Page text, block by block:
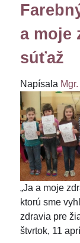
a moje
súťaž
Napísala
„Ja a moje
ktorú sme
zdravia pre
štvrtok, 11